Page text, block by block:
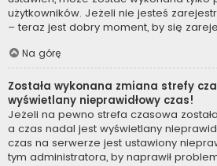
użytkowników. Jeżeli nie jesteś
– teraz jest dobry moment, by się
Na górę
Została wykonana zmiana strefy
wyświetlany nieprawidłowy czas!
Jeżeli na pewno strefa czasowa
a czas nadal jest wyświetlany
czas na serwerze jest ustawiony
tym administratora, by naprawił